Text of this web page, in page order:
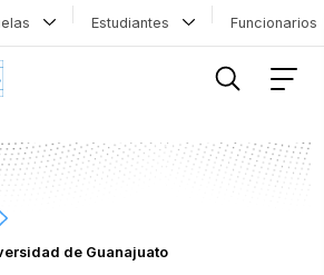
Estudiantes
de Guanajuato